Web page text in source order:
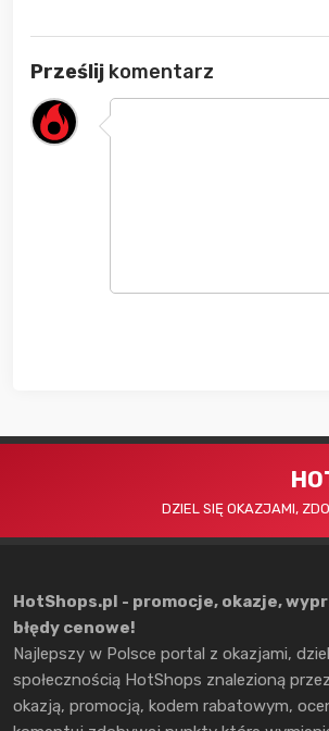
Prześlij komentarz
DZIEL SIĘ OKAZJAMI,
HotShops.pl - promocje, okazje,
błędy cenowe!
Najlepszy w Polsce portal z okazjami,
społecznością HotShops znalezioną
okazją, promocją, kodem rabatowym,